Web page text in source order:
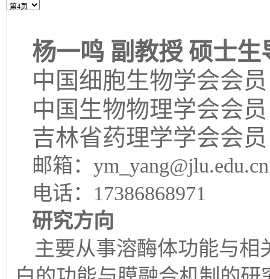
杨一鸣 副教授 硕士生
中国细胞生物学会会员
中国生物物理学会会员
吉林省药理学学会会员
邮箱： ym_yang@jlu.edu.cn
电话： 17386868971
研究方向
主要从事溶酶体功能与相